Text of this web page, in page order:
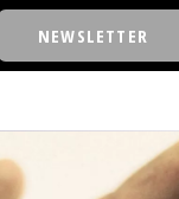
NEWSLETTER
30
SCHOOL